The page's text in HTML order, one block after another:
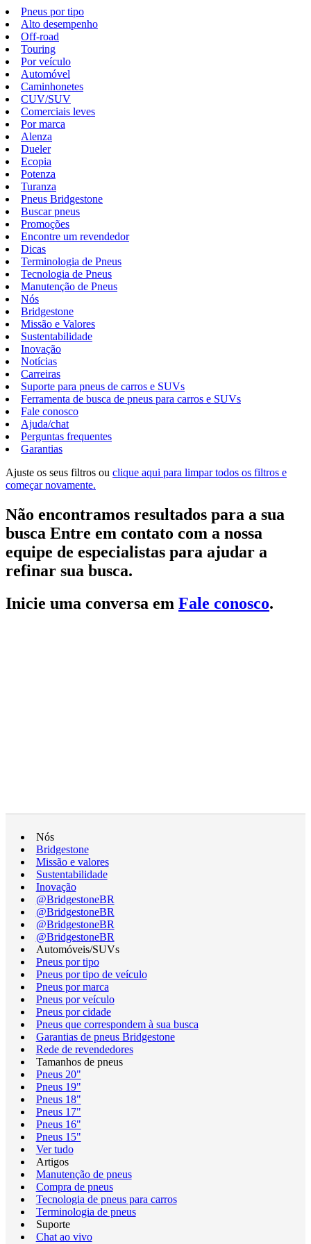
Pneus por tipo
Alto desempenho
Off-road
Touring
Por veículo
Automóvel
Caminhonetes
CUV/SUV
Comerciais leves
Por marca
Alenza
Dueler
Ecopia
Potenza
Turanza
Pneus Bridgestone
Buscar pneus
Promoções
Encontre um revendedor
Dicas
Terminologia de Pneus
Tecnologia de Pneus
Manutenção de Pneus
Nós
Bridgestone
Missão e Valores
Sustentabilidade
Inovação
Notícias
Carreiras
Suporte para pneus de carros e SUVs
Ferramenta de busca de pneus para carros e SUVs
Fale conosco
Ajuda/chat
Perguntas frequentes
Garantias
Ajuste os seus filtros ou clique aqui para limpar todos os filtros e
começar novamente.
Não encontramos resultados para a sua
busca Entre em contato com a nossa
equipe de especialistas para ajudar a
refinar sua busca.
Inicie uma conversa em Fale conosco.
Nós
Bridgestone
Missão e valores
Sustentabilidade
Inovação
@BridgestoneBR
@BridgestoneBR
@BridgestoneBR
@BridgestoneBR
Automóveis/SUVs
Pneus por tipo
Pneus por tipo de veículo
Pneus por marca
Pneus por veículo
Pneus por cidade
Pneus que correspondem à sua busca
Garantias de pneus Bridgestone
Rede de revendedores
Tamanhos de pneus
Pneus 20"
Pneus 19"
Pneus 18"
Pneus 17"
Pneus 16"
Pneus 15"
Ver tudo
Artigos
Manutenção de pneus
Compra de pneus
Tecnologia de pneus para carros
Terminologia de pneus
Suporte
Chat ao vivo